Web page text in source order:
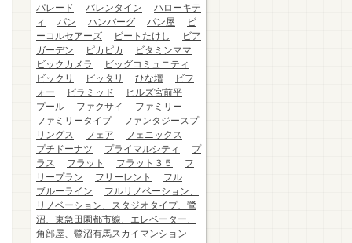
パレード
バレンタイン
ハローキテ
ィ
パン ハンバーグ パン屋
ビ
ーコルセアーズ
ビートたけし
ビア
ガーデン
ピカピカ
ビタミンママ
ビックカメラ
ビッグコミュニティ
ビックリ
ピッタリ ひな壇
ビフ
ォー
ピラミッド
ヒルズ宮前平
プール
ファクサイ
ファミリー
ファミリータイプ
ファンタジースプ
リングス
フェア
フェニックス
プチドーナツ
プライマルシティ
プ
ラス
フラット フラット３５
フ
リープラン
フリーレント
フル
ブルーライン
フルリノベーション、
リノベーション、スタジオタイプ、鷺
沼、東急田園都市線、エレベーター、
角部屋、鷺沼有馬スカイマンション